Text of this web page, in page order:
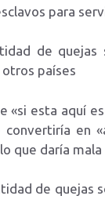
para
de
países
«si esta aquí
convertiría
que daría
de